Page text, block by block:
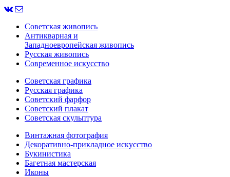
Советская живопись
Антикварная и
Западноевропейская живопись
Русская живопись
Современное искусство
Советская графика
Русская графика
Советский фарфор
Советский плакат
Советская скульптура
Винтажная фотография
Декоративно-прикладное искусство
Букинистика
Багетная мастерская
Иконы